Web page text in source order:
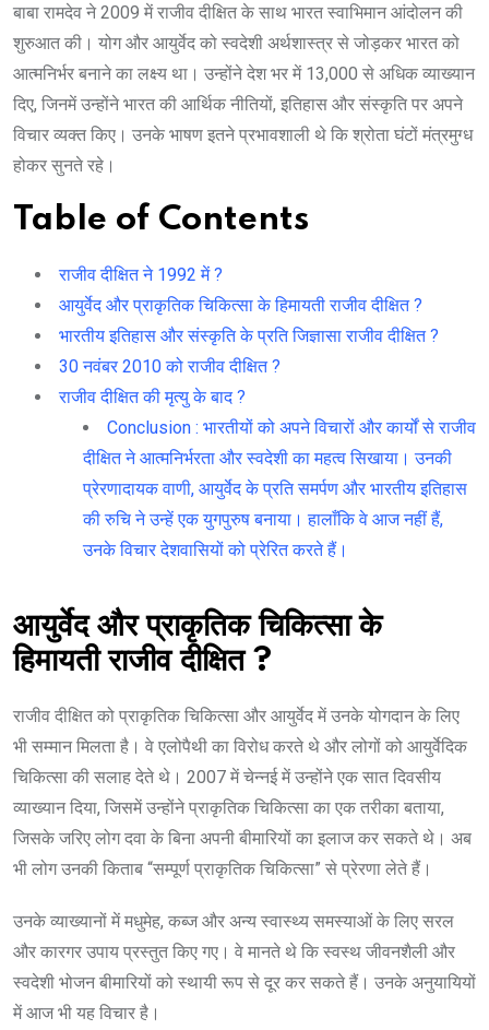
बाबा रामदेव ने 2009 में राजीव दीक्षित के साथ भारत स्वाभिमान आंदोलन की
शुरुआत की। योग और आयुर्वेद को स्वदेशी अर्थशास्त्र से जोड़कर भारत को
आत्मनिर्भर बनाने का लक्ष्य था। उन्होंने देश भर में 13,000 से अधिक व्याख्यान
दिए, जिनमें उन्होंने भारत की आर्थिक नीतियों, इतिहास और संस्कृति पर अपने
विचार व्यक्त किए। उनके भाषण इतने प्रभावशाली थे कि श्रोता घंटों मंत्रमुग्ध
होकर सुनते रहे।
Table of Contents
राजीव दीक्षित ने 1992 में ?
आयुर्वेद और प्राकृतिक चिकित्सा के हिमायती राजीव दीक्षित ?
भारतीय इतिहास और संस्कृति के प्रति जिज्ञासा राजीव दीक्षित ?
30 नवंबर 2010 को राजीव दीक्षित ?
राजीव दीक्षित की मृत्यु के बाद ?
Conclusion : भारतीयों को अपने विचारों और कार्यों से राजीव
दीक्षित ने आत्मनिर्भरता और स्वदेशी का महत्व सिखाया। उनकी
प्रेरणादायक वाणी, आयुर्वेद के प्रति समर्पण और भारतीय इतिहास
की रुचि ने उन्हें एक युगपुरुष बनाया। हालाँकि वे आज नहीं हैं,
उनके विचार देशवासियों को प्रेरित करते हैं।
आयुर्वेद और प्राकृतिक चिकित्सा के
हिमायती राजीव दीक्षित ?
राजीव दीक्षित को प्राकृतिक चिकित्सा और आयुर्वेद में उनके योगदान के लिए
भी सम्मान मिलता है। वे एलोपैथी का विरोध करते थे और लोगों को आयुर्वेदिक
चिकित्सा की सलाह देते थे। 2007 में चेन्नई में उन्होंने एक सात दिवसीय
व्याख्यान दिया, जिसमें उन्होंने प्राकृतिक चिकित्सा का एक तरीका बताया,
जिसके जरिए लोग दवा के बिना अपनी बीमारियों का इलाज कर सकते थे। अब
भी लोग उनकी किताब “सम्पूर्ण प्राकृतिक चिकित्सा” से प्रेरणा लेते हैं।
उनके व्याख्यानों में मधुमेह, कब्ज और अन्य स्वास्थ्य समस्याओं के लिए सरल
और कारगर उपाय प्रस्तुत किए गए। वे मानते थे कि स्वस्थ जीवनशैली और
स्वदेशी भोजन बीमारियों को स्थायी रूप से दूर कर सकते हैं। उनके अनुयायियों
में आज भी यह विचार है।